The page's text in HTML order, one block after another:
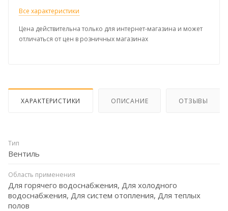
Все характеристики
Цена действительна только для интернет-магазина и может
отличаться от цен в розничных магазинах
ХАРАКТЕРИСТИКИ ОПИСАНИЕ ОТЗЫВЫ
Тип
Вентиль
Область применения
Для горячего водоснабжения, Для холодного
водоснабжения, Для систем отопления, Для теплых
полов